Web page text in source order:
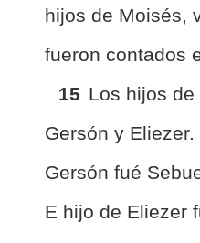
hijos de Moisés,
fueron contados
15 Los hijos
Gersón y Eliezer.
Gersón fué
E hijo de Eliezer